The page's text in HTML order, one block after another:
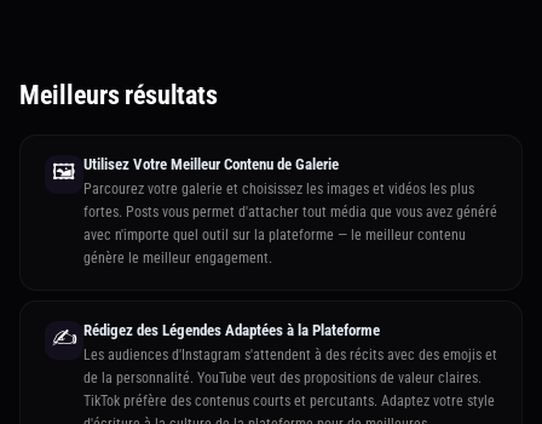
Meilleurs résultats
🖼️ Utilisez Votre Meilleur Contenu de Galerie
Parcourez votre galerie et choisissez les images et vidéos les plus
fortes. Posts vous permet d'attacher tout média que vous avez généré
avec n'importe quel outil sur la plateforme — le meilleur contenu
génère le meilleur engagement.
✍️ Rédigez des Légendes Adaptées à la Plateforme
Les audiences d'Instagram s'attendent à des récits avec des emojis et
de la personnalité. YouTube veut des propositions de valeur claires.
TikTok préfère des contenus courts et percutants. Adaptez votre style